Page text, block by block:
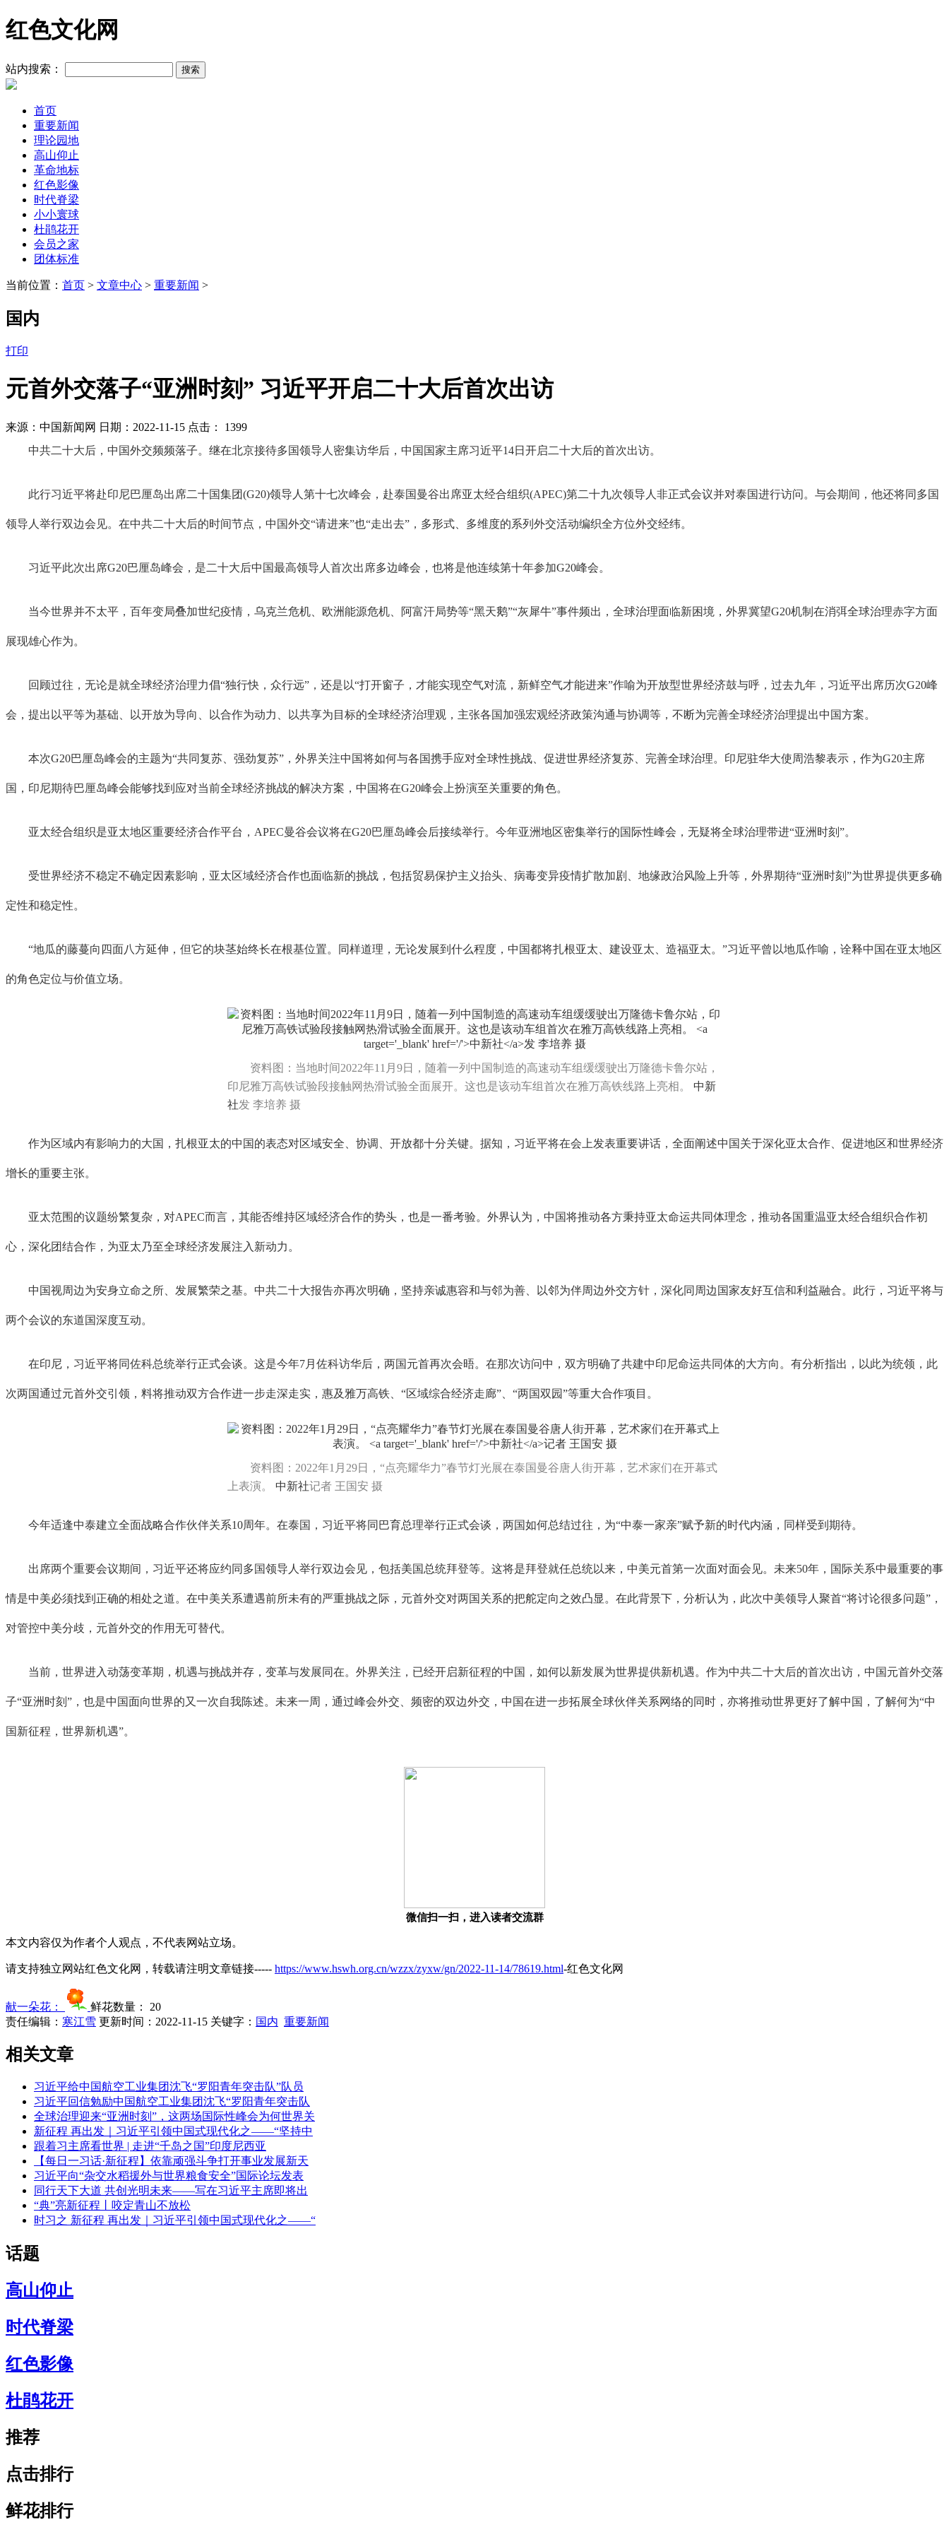
红色文化网
站内搜索：
首页
重要新闻
理论园地
高山仰止
革命地标
红色影像
时代脊梁
小小寰球
杜鹃花开
会员之家
团体标准
当前位置： 首页 > 文章中心 > 重要新闻 >
国内
打印
元首外交落子“亚洲时刻” 习近平开启二十大后首次出访
来源：中国新闻网 日期：2022-11-15 点击： 1399
中共二十大后，中国外交频频落子。继在北京接待多国领导人密集访华后，中国国家主席习近平14日开启二十大后的首次出访。
此行习近平将赴印尼巴厘岛出席二十国集团(G20)领导人第十七次峰会，赴泰国曼谷出席亚太经合组织(APEC)第二十九次领导人非正式会议并对泰国进行访问。与会期间，他还将同多国
领导人举行双边会见。在中共二十大后的时间节点，中国外交“请进来”也“走出去”，多形式、多维度的系列外交活动编织全方位外交经纬。
习近平此次出席G20巴厘岛峰会，是二十大后中国最高领导人首次出席多边峰会，也将是他连续第十年参加G20峰会。
当今世界并不太平，百年变局叠加世纪疫情，乌克兰危机、欧洲能源危机、阿富汗局势等“黑天鹅”“灰犀牛”事件频出，全球治理面临新困境，外界冀望G20机制在消弭全球治理赤字方面
展现雄心作为。
回顾过往，无论是就全球经济治理力倡“独行快，众行远”，还是以“打开窗子，才能实现空气对流，新鲜空气才能进来”作喻为开放型世界经济鼓与呼，过去九年，习近平出席历次G20峰
会，提出以平等为基础、以开放为导向、以合作为动力、以共享为目标的全球经济治理观，主张各国加强宏观经济政策沟通与协调等，不断为完善全球经济治理提出中国方案。
本次G20巴厘岛峰会的主题为“共同复苏、强劲复苏”，外界关注中国将如何与各国携手应对全球性挑战、促进世界经济复苏、完善全球治理。印尼驻华大使周浩黎表示，作为G20主席
国，印尼期待巴厘岛峰会能够找到应对当前全球经济挑战的解决方案，中国将在G20峰会上扮演至关重要的角色。
亚太经合组织是亚太地区重要经济合作平台，APEC曼谷会议将在G20巴厘岛峰会后接续举行。今年亚洲地区密集举行的国际性峰会，无疑将全球治理带进“亚洲时刻”。
受世界经济不稳定不确定因素影响，亚太区域经济合作也面临新的挑战，包括贸易保护主义抬头、病毒变异疫情扩散加剧、地缘政治风险上升等，外界期待“亚洲时刻”为世界提供更多确
定性和稳定性。
“地瓜的藤蔓向四面八方延伸，但它的块茎始终长在根基位置。同样道理，无论发展到什么程度，中国都将扎根亚太、建设亚太、造福亚太。”习近平曾以地瓜作喻，诠释中国在亚太地区
的角色定位与价值立场。
资料图：当地时间2022年11月9日，随着一列中国制造的高速动车组缓缓驶出万隆德卡鲁尔站，
印尼雅万高铁试验段接触网热滑试验全面展开。这也是该动车组首次在雅万高铁线路上亮相。 中新
社发 李培养 摄
作为区域内有影响力的大国，扎根亚太的中国的表态对区域安全、协调、开放都十分关键。据知，习近平将在会上发表重要讲话，全面阐述中国关于深化亚太合作、促进地区和世界经济
增长的重要主张。
亚太范围的议题纷繁复杂，对APEC而言，其能否维持区域经济合作的势头，也是一番考验。外界认为，中国将推动各方秉持亚太命运共同体理念，推动各国重温亚太经合组织合作初
心，深化团结合作，为亚太乃至全球经济发展注入新动力。
中国视周边为安身立命之所、发展繁荣之基。中共二十大报告亦再次明确，坚持亲诚惠容和与邻为善、以邻为伴周边外交方针，深化同周边国家友好互信和利益融合。此行，习近平将与
两个会议的东道国深度互动。
在印尼，习近平将同佐科总统举行正式会谈。这是今年7月佐科访华后，两国元首再次会晤。在那次访问中，双方明确了共建中印尼命运共同体的大方向。有分析指出，以此为统领，此
次两国通过元首外交引领，料将推动双方合作进一步走深走实，惠及雅万高铁、“区域综合经济走廊”、“两国双园”等重大合作项目。
资料图：2022年1月29日，“点亮耀华力”春节灯光展在泰国曼谷唐人街开幕，艺术家们在开幕式
上表演。 中新社记者 王国安 摄
今年适逢中泰建立全面战略合作伙伴关系10周年。在泰国，习近平将同巴育总理举行正式会谈，两国如何总结过往，为“中泰一家亲”赋予新的时代内涵，同样受到期待。
出席两个重要会议期间，习近平还将应约同多国领导人举行双边会见，包括美国总统拜登等。这将是拜登就任总统以来，中美元首第一次面对面会见。未来50年，国际关系中最重要的事
情是中美必须找到正确的相处之道。在中美关系遭遇前所未有的严重挑战之际，元首外交对两国关系的把舵定向之效凸显。在此背景下，分析认为，此次中美领导人聚首“将讨论很多问题”，
对管控中美分歧，元首外交的作用无可替代。
当前，世界进入动荡变革期，机遇与挑战并存，变革与发展同在。外界关注，已经开启新征程的中国，如何以新发展为世界提供新机遇。作为中共二十大后的首次出访，中国元首外交落
子“亚洲时刻”，也是中国面向世界的又一次自我陈述。未来一周，通过峰会外交、频密的双边外交，中国在进一步拓展全球伙伴关系网络的同时，亦将推动世界更好了解中国，了解何为“中
国新征程，世界新机遇”。
微信扫一扫，进入读者交流群
本文内容仅为作者个人观点，不代表网站立场。
请支持独立网站红色文化网，转载请注明文章链接----- https://www.hswh.org.cn/wzzx/zyxw/gn/2022-11-14/78619.html-红色文化网
献一朵花： 鲜花数量： 20
责任编辑： 寒江雪 更新时间：2022-11-15 关键字： 国内 重要新闻
相关文章
习近平给中国航空工业集团沈飞“罗阳青年突击队”队员
习近平回信勉励中国航空工业集团沈飞“罗阳青年突击队
全球治理迎来“亚洲时刻”，这两场国际性峰会为何世界关
新征程 再出发｜习近平引领中国式现代化之——“坚持中
跟着习主席看世界 | 走进“千岛之国”印度尼西亚
【每日一习话·新征程】依靠顽强斗争打开事业发展新天
习近平向“杂交水稻援外与世界粮食安全”国际论坛发表
同行天下大道 共创光明未来——写在习近平主席即将出
“典”亮新征程丨咬定青山不放松
时习之 新征程 再出发｜习近平引领中国式现代化之——“
话题
高山仰止
时代脊梁
红色影像
杜鹃花开
推荐
点击排行
鲜花排行